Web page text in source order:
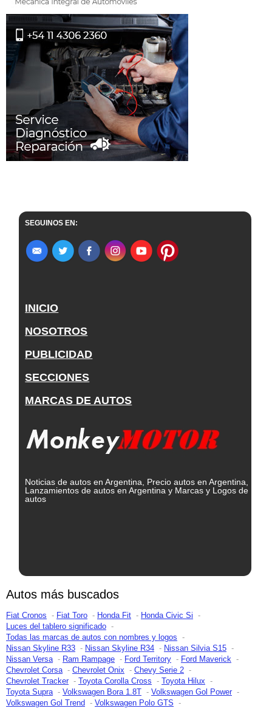
SEGUINOS EN:
INICIO
NOSOTROS
PUBLICIDAD
SECCIONES
MARCAS DE AUTOS
Noticias de autos en Argentina, Precio autos en Argentina,
Lanzamientos de autos en Argentina y Marcas y Logos de
autos
Autos más buscados
Fiat Cronos Fiat Toro Honda Fit
Honda Civic Si
Luces del tablero significado
Todas las marcas de autos con nombres y logos
Nissan Skyline R33
Nissan Skyline R34
Nissan Silvia S15
Nissan Versa
Ram Rampage Ford Territory
Ford Maverick
Chevrolet Corsa
Chevrolet Onix
Chevy Serie 2
Chevrolet Tracker
Toyota Corolla Cross
Toyota Hilux
Toyota Supra
Volkswagen Bora 1.8T
Volkswagen Gol Power
Volkswagen Gol Trend
Volkswagen Polo GTS